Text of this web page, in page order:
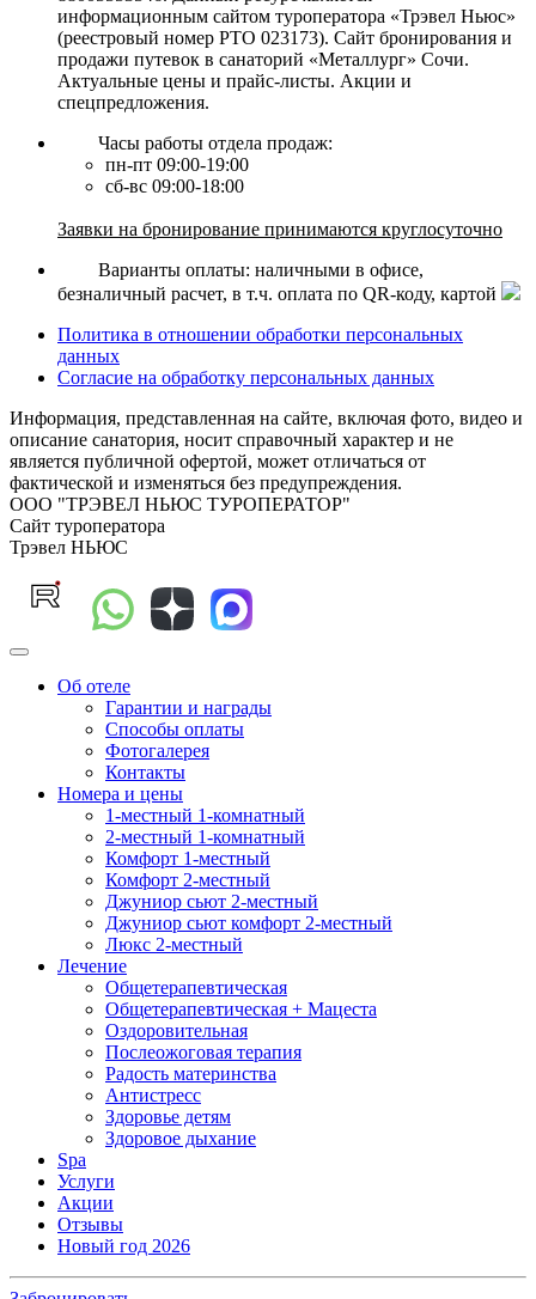
информационным сайтом туроператора «Трэвел Ньюс»
(реестровый номер РТО 023173). Сайт бронирования и
продажи путевок в санаторий «Металлург» Сочи.
Актуальные цены и прайс-листы. Акции и
спецпредложения.
Часы работы отдела продаж:
пн-пт 09:00-19:00
сб-вс 09:00-18:00
Заявки на бронирование принимаются круглосуточно
Варианты оплаты: наличными в офисе,
безналичный расчет, в т.ч. оплата по QR-коду, картой
Политика в отношении обработки персональных
данных
Согласие на обработку персональных данных
Информация, представленная на сайте, включая фото, видео и
описание санатория, носит справочный характер и не
является публичной офертой, может отличаться от
фактической и изменяться без предупреждения.
ООО "ТРЭВЕЛ НЬЮС ТУРОПЕРАТОР"
Сайт туроператора
Трэвел НЬЮС
Об отеле
Гарантии и награды
Способы оплаты
Фотогалерея
Контакты
Номера и цены
1-местный 1-комнатный
2-местный 1-комнатный
Комфорт 1-местный
Комфорт 2-местный
Джуниор сьют 2-местный
Джуниор сьют комфорт 2-местный
Люкс 2-местный
Лечение
Общетерапевтическая
Общетерапевтическая + Мацеста
Оздоровительная
Послеожоговая терапия
Радость материнства
Антистресс
Здоровье детям
Здоровое дыхание
Spa
Услуги
Акции
Отзывы
Новый год 2026